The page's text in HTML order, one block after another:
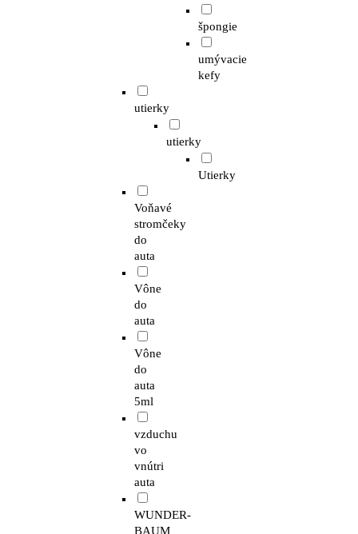
špongie
umývacie
kefy
utierky
utierky
Utierky
Voňavé
stromčeky
do
auta
Vône
do
auta
Vône
do
auta
5ml
vzduchu
vo
vnútri
auta
WUNDER-
BAUM